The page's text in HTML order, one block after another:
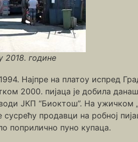
2018. године
Најпре на платоу испред
2000. пијаца је добила
ЈКП “Биоктош”. На ужичком
сусрећу продавци на робној
поприлично пуно купаца.